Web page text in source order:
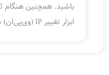
باشید. همچنین هنگام
ابزار تغییر IP (وی‌پی‌ان) شما باید فعال باشد.